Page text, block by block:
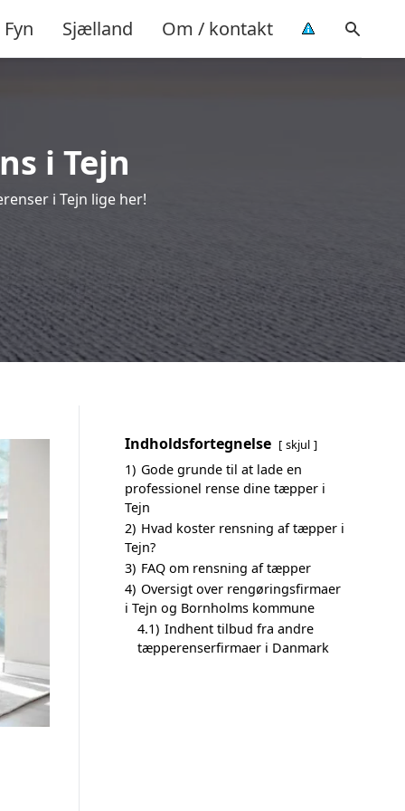
Fyn Sjælland Om / kontakt
i Tejn
i Tejn lige her!
Indholdsfortegnelse skjul
1) Gode grunde til at lade en
professionel rense dine tæpper i
Tejn
2) Hvad koster rensning af tæpper i
Tejn?
3) FAQ om rensning af tæpper
4) Oversigt over rengøringsfirmaer
i Tejn og Bornholms kommune
4.1) Indhent tilbud fra andre
tæpperenserfirmaer i Danmark